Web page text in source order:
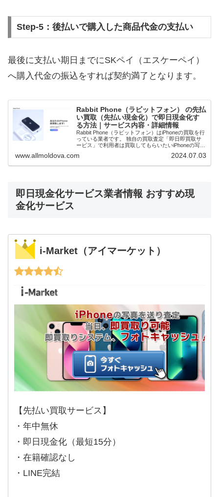
Step-5：後払いで購入した商品代金の支払い
最後に支払い期日までにSKペイ（エスケーペイ）
へ購入代金の振込をすれば契約満了となります。
Rabbit Phone（ラビットフォン） の先払
い買取（先払い現金化）で即日現金化す
る方法｜サービス内容・詳細情報
Rabbit Phone（ラビットフォン）はiPhoneの買取を行
っている業者です。 独自の買取査定「即日即買取サ
ービス」で利用者は買取してもらいたいiPhoneの写真
買取してもらうことで即日...
www.allmoldova.com 2024.07.03
即日現金化サービス業者情報 おすすめ現
金化サービス
i-Market（アイマーケット）
【先払い買取サービス】
・年中無休
・即日現金化（最短15分）
・在籍確認なし
・LINE完結